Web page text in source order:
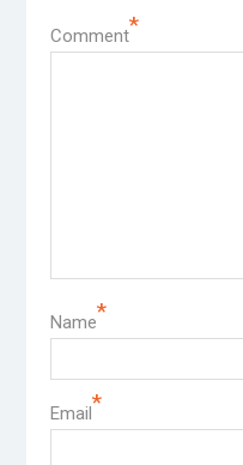
Comment*
Name*
Email*